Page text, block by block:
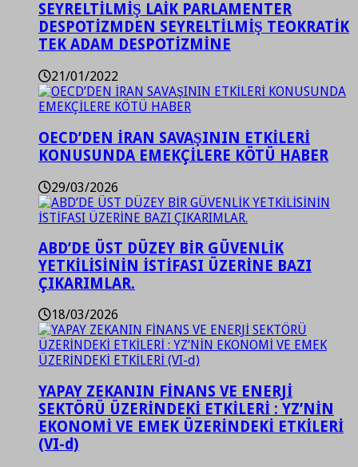
SEYRELTİLMİŞ LAİK PARLAMENTER
DESPOTİZMDEN SEYRELTİLMİŞ TEOKRATİK
TEK ADAM DESPOTİZMİNE
21/01/2022
OECD’DEN İRAN SAVAŞININ ETKİLERİ
KONUSUNDA EMEKÇİLERE KÖTÜ HABER
29/03/2026
ABD’DE ÜST DÜZEY BİR GÜVENLİK
YETKİLİSİNİN İSTİFASI ÜZERİNE BAZI
ÇIKARIMLAR.
18/03/2026
YAPAY ZEKANIN FİNANS VE ENERJİ
SEKTÖRÜ ÜZERİNDEKİ ETKİLERİ : YZ’NİN
EKONOMİ VE EMEK ÜZERİNDEKİ ETKİLERİ
(VI-d)